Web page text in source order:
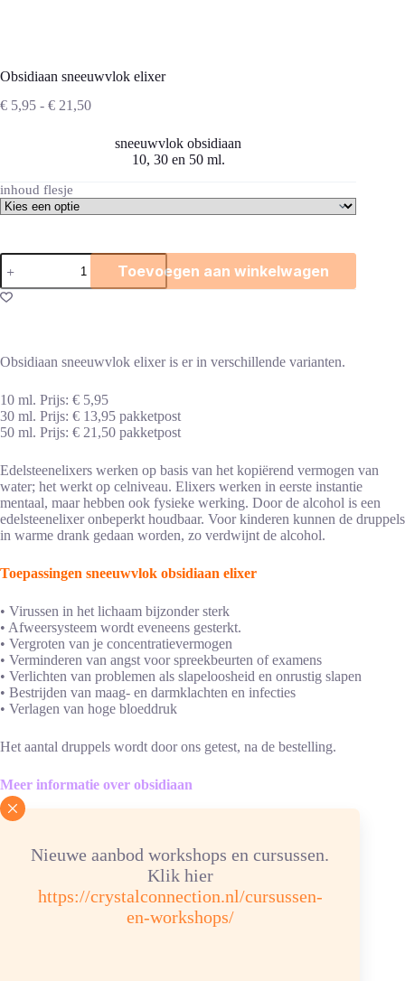
Nieuwe aanbod workshops en cursussen.
Klik hier
https://crystalconnection.nl/cursussen-
en-workshops/
Obsidiaan sneeuwvlok elixer
€ 5,95 - € 21,50Prijsklasse:
€ 21,50
sneeuwvlok obsidiaan
10, 30 en 50 ml.
inhoud flesje
Obsidiaan
sneeuwvlok
elixer
aantal
Toevoegen aan winkelwagen
Obsidiaan sneeuwvlok elixer is er in verschillende varianten.
10 ml. Prijs: € 5,95
30 ml. Prijs: € 13,95 pakketpost
50 ml. Prijs: € 21,50 pakketpost
Edelsteenelixers werken op basis van het kopiërend vermogen van
water; het werkt op celniveau. Elixers werken in eerste instantie
mentaal, maar hebben ook fysieke werking. Door de alcohol is een
edelsteenelixer onbeperkt houdbaar. Voor kinderen kunnen de druppels
in warme drank gedaan worden, zo verdwijnt de alcohol.
Toepassingen sneeuwvlok obsidiaan elixer
• Virussen in het lichaam bijzonder sterk
• Afweersysteem wordt eveneens gesterkt.
• Vergroten van je concentratievermogen
• Verminderen van angst voor spreekbeurten of examens
• Verlichten van problemen als slapeloosheid en onrustig slapen
• Bestrijden van maag- en darmklachten en infecties
• Verlagen van hoge bloeddruk
Het aantal druppels wordt door ons getest, na de bestelling.
Meer informatie over obsidiaan
Je zou ook kunnen houden van …
-30%